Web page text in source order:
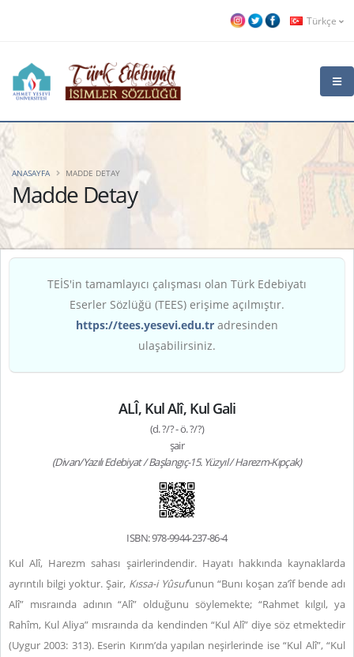
Türkçe
Madde Detay
ANASAYFA MADDE DETAY
TEİS'in tamamlayıcı çalışması olan Türk Edebiyatı
Eserler Sözlüğü (TEES) erişime açılmıştır.
https://tees.yesevi.edu.tr adresinden
ulaşabilirsiniz.
ALÎ, Kul Alî, Kul Gali
(d. ?/? - ö. ?/?)
şair
(Divan/Yazılı Edebiyat / Başlangıç-15. Yüzyıl / Harezm-Kıpçak)
ISBN: 978-9944-237-86-4
Kul Alî, Harezm sahası şairlerindendir. Hayatı hakkında kaynaklarda
ayrıntılı bilgi yoktur. Şair, Kıssa-i Yûsuf’unun “Bunı koşan za’îf bende adı
Alî” mısraında adının “Alî” olduğunu söylemekte; “Rahmet kılgıl, ya
Rahîm, Kul Aliya” mısraında da kendinden “Kul Alî” diye söz etmektedir
(Uygur 2003: 313). Eserin Kırım’da yapılan neşirlerinde ise “Kul Alî”, “Kul